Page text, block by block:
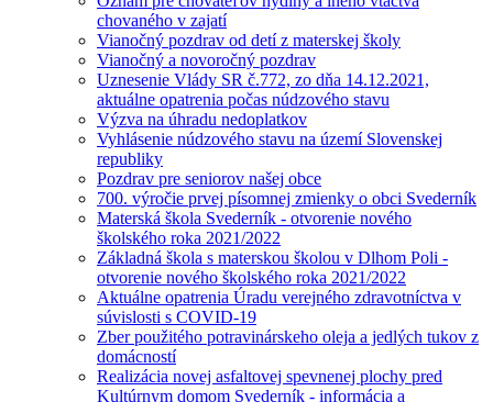
chovaného v zajatí
Vianočný pozdrav od detí z materskej školy
Vianočný a novoročný pozdrav
Uznesenie Vlády SR č.772, zo dňa 14.12.2021,
aktuálne opatrenia počas núdzového stavu
Výzva na úhradu nedoplatkov
Vyhlásenie núdzového stavu na území Slovenskej
republiky
Pozdrav pre seniorov našej obce
700. výročie prvej písomnej zmienky o obci Svederník
Materská škola Svederník - otvorenie nového
školského roka 2021/2022
Základná škola s materskou školou v Dlhom Poli -
otvorenie nového školského roka 2021/2022
Aktuálne opatrenia Úradu verejného zdravotníctva v
súvislosti s COVID-19
Zber použitého potravinárskeho oleja a jedlých tukov z
domácností
Realizácia novej asfaltovej spevnenej plochy pred
Kultúrnym domom Svederník - informácia a